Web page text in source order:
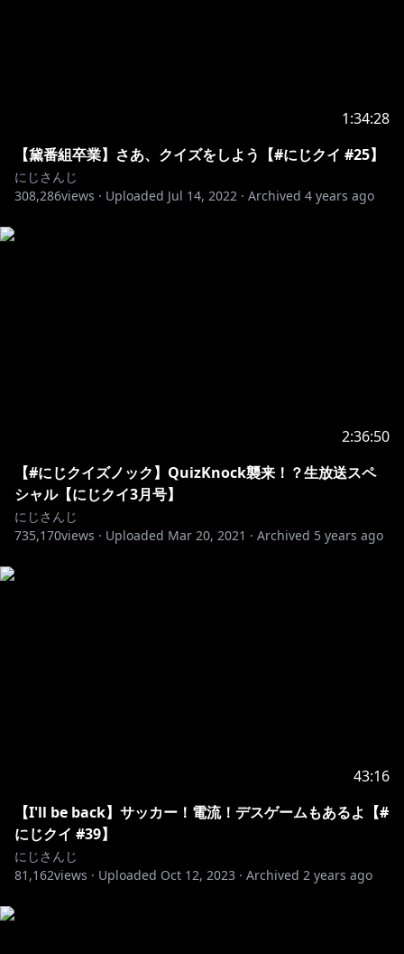
1:34:28
【黛番組卒業】さあ、クイズをしよう【#にじクイ #25】
にじさんじ
308,286views · Uploaded Jul 14, 2022 · Archived 4 years ago
2:36:50
【#にじクイズノック】QuizKnock襲来！？生放送スペ
シャル【にじクイ3月号】
にじさんじ
735,170views · Uploaded Mar 20, 2021 · Archived 5 years ago
43:16
【I'll be back】サッカー！電流！デスゲームもあるよ【#
にじクイ #39】
にじさんじ
81,162views · Uploaded Oct 12, 2023 · Archived 2 years ago